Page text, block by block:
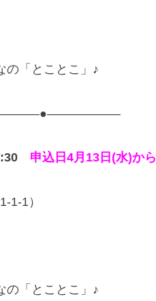
の「とことこ」♪
申込日4月13日(水)から
1-1）
の「とことこ」♪